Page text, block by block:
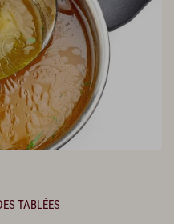
TABLÉES